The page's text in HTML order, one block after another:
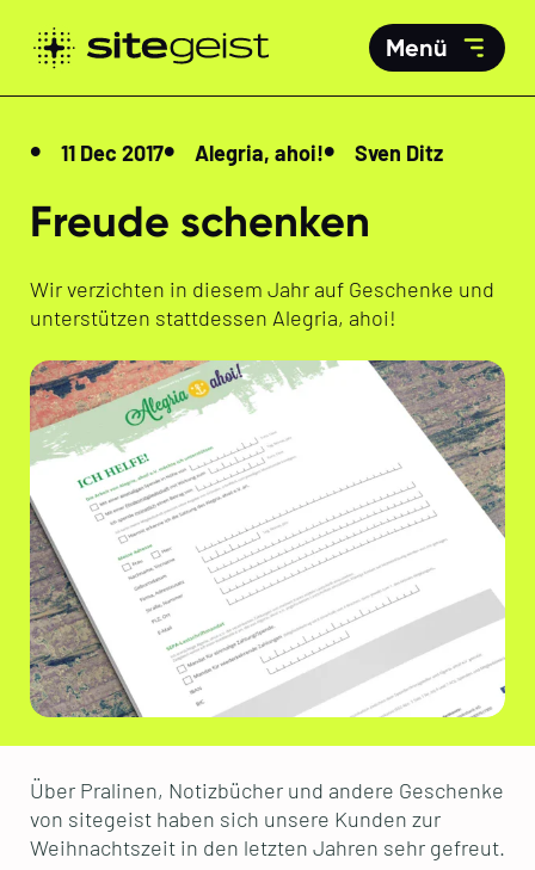
Menü
11 Dec 2017 Alegria, ahoi! Sven Ditz
Freude schenken
Wir verzichten in diesem Jahr auf Geschenke und
unterstützen stattdessen Alegria, ahoi!
Über Pralinen, Notizbücher und andere Geschenke
von sitegeist haben sich unsere Kunden zur
Weihnachtszeit in den letzten Jahren sehr gefreut.